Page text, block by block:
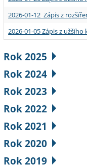
2026-01-12 Zápis z
2026-01-05 Zápis z užšího
Rok 2025
Rok 2024
Rok 2023
Rok 2022
Rok 2021
Rok 2020
Rok 2019